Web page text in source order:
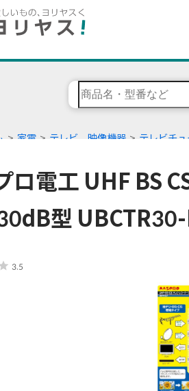
家電 テレビ、映像機器 テレビチ
ロ電工 UHF BS
型
3.5